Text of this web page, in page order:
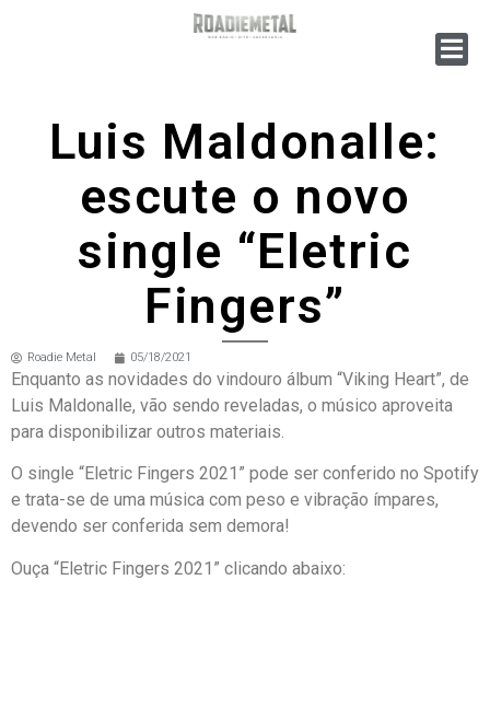
Luis Maldonalle:
escute o novo
single “Eletric
Fingers”
Roadie Metal 05/18/2021
Enquanto as novidades do vindouro álbum “Viking Heart”, de
Luis Maldonalle, vão sendo reveladas, o músico aproveita
para disponibilizar outros materiais.
O single “Eletric Fingers 2021” pode ser conferido no Spotify
e trata-se de uma música com peso e vibração ímpares,
devendo ser conferida sem demora!
Ouça “Eletric Fingers 2021” clicando abaixo: